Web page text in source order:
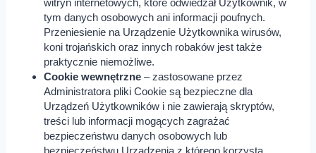
tym danych osobowych ani informacji poufnych.
Przeniesienie na Urządzenie Użytkownika wirusów,
koni trojańskich oraz innych robaków jest także
praktycznie niemożliwe.
Cookie wewnętrzne – zastosowane przez
Administratora pliki Cookie są bezpieczne dla
Urządzeń Użytkowników i nie zawierają skryptów,
treści lub informacji mogących zagrażać
bezpieczeństwu danych osobowych lub
bezpieczeństwu Urządzenia z którego korzysta